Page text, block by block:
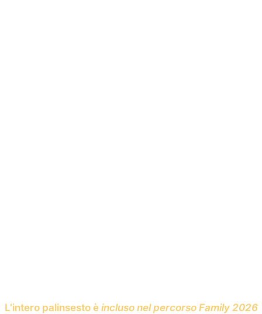
L’intero palinsesto è incluso nel percorso Family 2026